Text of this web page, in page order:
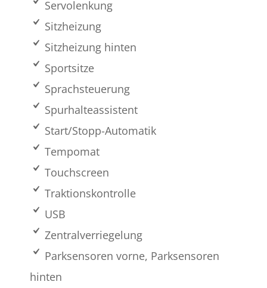
Servolenkung
Sitzheizung
Sitzheizung hinten
Sportsitze
Sprachsteuerung
Spurhalteassistent
Start/Stopp-Automatik
Tempomat
Touchscreen
Traktionskontrolle
USB
Zentralverriegelung
Parksensoren vorne, Parksensoren
hinten